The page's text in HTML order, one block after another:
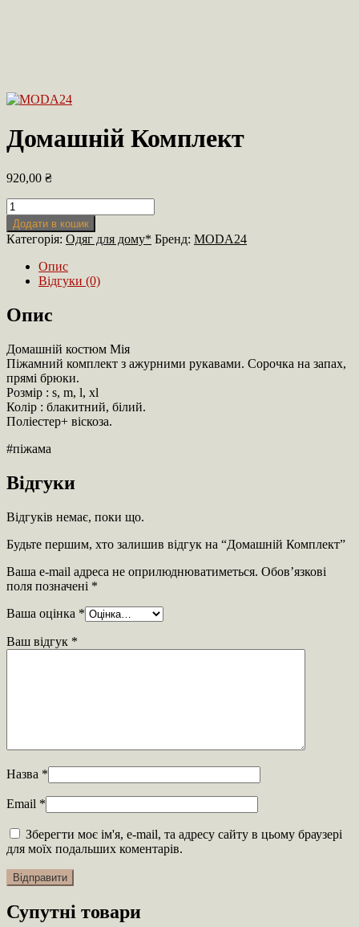
Домашній Комплект
920,00 ₴
Домашній
Комплект
кількість
Додати в кошик
Категорія: Одяг для дому* Бренд: MODA24
Опис
Відгуки (0)
Опис
Домашній костюм Мія
Піжамний комплект з ажурними рукавами. Сорочка на запах,
прямі брюки.
Розмір : s, m, l, xl
Колір : блакитний, білий.
Поліестер+ віскоза.
#піжама
Відгуки
Відгуків немає, поки що.
Будьте першим, хто залишив відгук на “Домашній Комплект”
Ваша e-mail адреса не оприлюднюватиметься. Обов’язкові
поля позначені *
Ваша оцінка *
Ваш відгук *
Назва *
Email *
Зберегти моє ім'я, e-mail, та адресу сайту в цьому браузері
для моїх подальших коментарів.
Супутні товари